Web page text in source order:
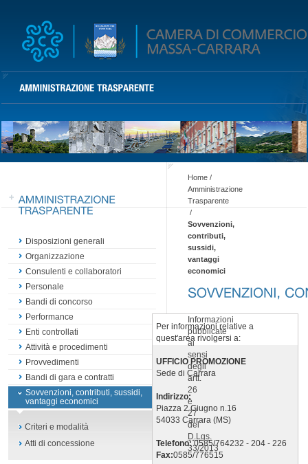
Disposizioni generali
Organizzazione
Consulenti e collaboratori
Personale
Bandi di concorso
Performance
Enti controllati
Attività e procedimenti
Provvedimenti
Bandi di gara e contratti
Sovvenzioni, contributi, sussidi,
vantaggi economici
Criteri e modalità
Atti di concessione
Home /
Amministrazione
Trasparente
/
Sovvenzioni,
contributi,
sussidi,
vantaggi
economici
Per informazioni relative a
quest'area rivolgersi a:
UFFICIO PROMOZIONE
Sede di Carrara
Indirizzo:
Piazza 2 Giugno n.16
54033 Carrara (MS)
Telefono:0585/764232 - 204 - 226
Fax:0585/776515
Informazioni
pubblicate
ai
sensi
degli
artt.
26
e
27
del
D.Lgs.
33/2013